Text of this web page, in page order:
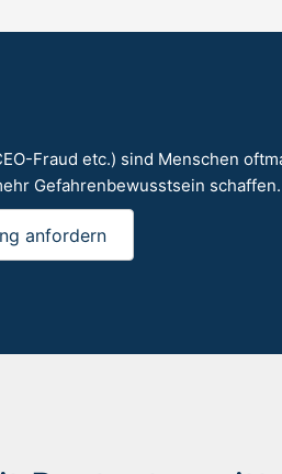
Fraud etc.) sind Menschen
Gefahrenbewusstsein schaffen.
anfordern